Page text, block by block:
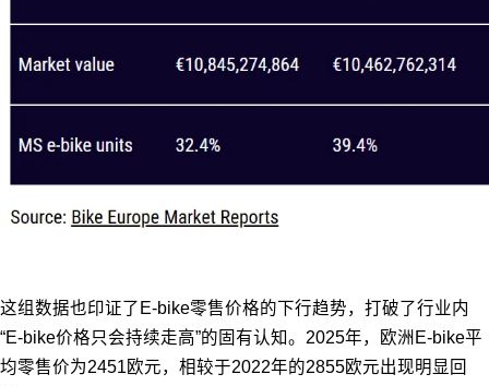
这组数据也印证了E-bike零售价格的下行趋势，打破了行业内
“E-bike价格只会持续走高”的固有认知。2025年，欧洲E-bike平
均零售价为2451欧元，相较于2022年的2855欧元出现明显回